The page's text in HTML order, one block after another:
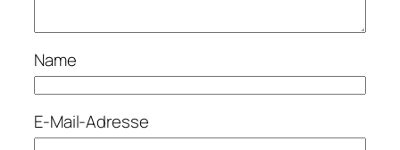
Name
E-Mail-Adresse